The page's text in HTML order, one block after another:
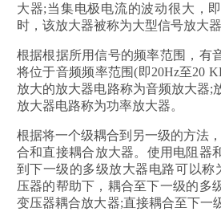
大器;当集电极电流的波动很大，
时，该放大器被称为大型信号放大器
根据根据所用信号的频率范围，有
将位于音频频率范围(即20Hz至20
放大的放大器电路称为音频放大器;
放大器电路称为功率放大器。
根据将一个级耦合到另一级的方法
合和直接耦合放大器。使用电阻器
到下一级的多级放大器电路可以称
压器的帮助下，耦合至下一级的多
变压器耦合放大器;直接耦合至下一